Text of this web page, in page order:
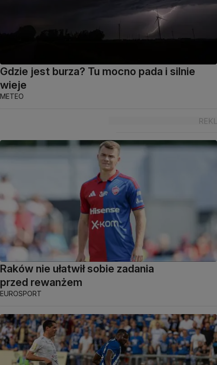
Gdzie jest burza? Tu mocno pada i silnie
wieje
METEO
Raków nie ułatwił sobie zadania
przed rewanżem
EUROSPORT